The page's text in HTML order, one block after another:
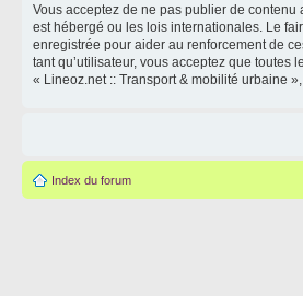
Vous acceptez de ne pas publier de
est hébergé ou les lois internationales. Le
enregistrée pour aider au renforcement de
tant qu’utilisateur, vous acceptez que
« Lineoz.net :: Transport & mobilité urbaine
Index du forum